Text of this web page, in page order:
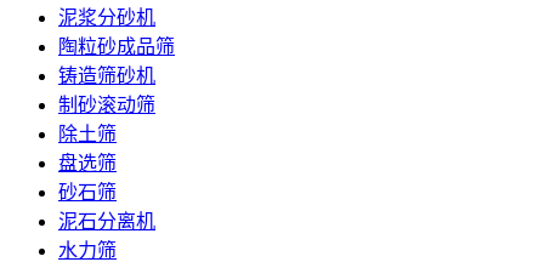
泥浆分砂机
陶粒砂成品筛
铸造筛砂机
制砂滚动筛
除土筛
盘选筛
砂石筛
泥石分离机
水力筛